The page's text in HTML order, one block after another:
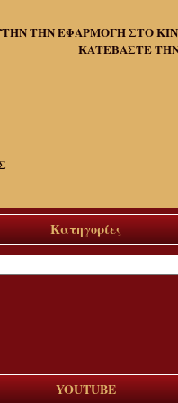
ΤΗΝ ΕΦΑΡΜΟΓΗ ΣΤΟ
ΚΑΤΕΒΑΣΤΕ
Κατηγορίες
YOUTUBE